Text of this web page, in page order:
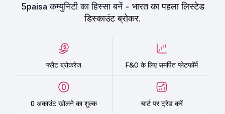
5paisa कम्युनिटी का हिस्सा बनें - भारत का पहला लिस्टेड
डिस्काउंट ब्रोकर.
फ्लैट ब्रोकरेज F&O के लिए समर्पित प्लेटफॉर्म
0 अकाउंट खोलने का शुल्क चार्ट पर ट्रेड करें